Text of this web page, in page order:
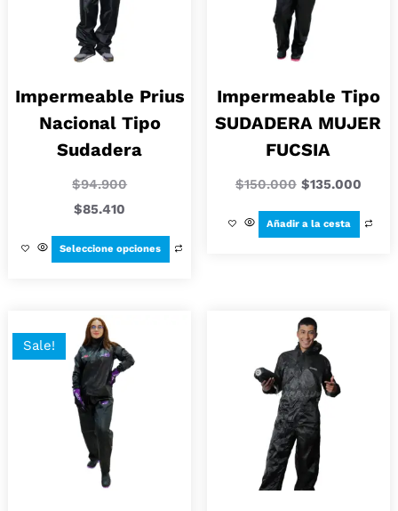
Impermeable Prius
Nacional Tipo
Sudadera
$94.900
$85.410
Seleccione opciones
Impermeable Tipo
SUDADERA MUJER
FUCSIA
$150.000 $135.000
Añadir a la cesta
Sale!